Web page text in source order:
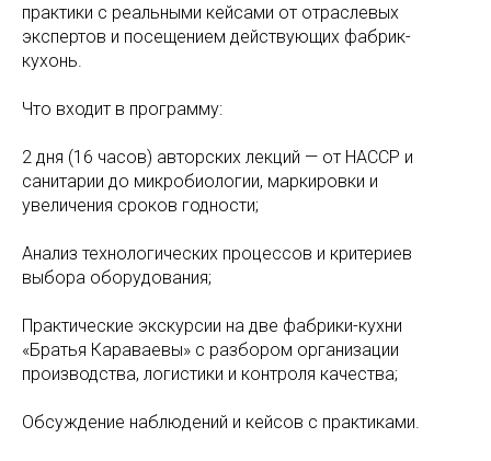
практики с реальными кейсами от отраслевых
экспертов и посещением действующих фабрик-
кухонь.
Что входит в программу:
2 дня (16 часов) авторских лекций — от HACCP и
санитарии до микробиологии, маркировки и
увеличения сроков годности;
Анализ технологических процессов и критериев
выбора оборудования;
Практические экскурсии на две фабрики-кухни
«Братья Караваевы» с разбором организации
производства, логистики и контроля качества;
Обсуждение наблюдений и кейсов с практиками.